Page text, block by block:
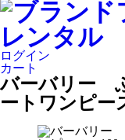
ログイン
カート
バーバリー
ートワンピ